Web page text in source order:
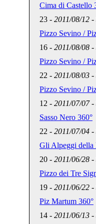
Cima di Castello
23 - 2011/08/12 -
Pizzo Sevino /
16 - 2011/08/08 -
Pizzo Sevino /
22 - 2011/08/03 -
Pizzo Sevino /
12 - 2011/07/07-
Sasso Nero 360°
22 - 2011/07/04 -
Gli Alpeggi della
20 - 2011/06/28 -
Pizzo dei Tre
19 - 2011/06/22 -
Piz Martum 360°
14 - 2011/06/13 -